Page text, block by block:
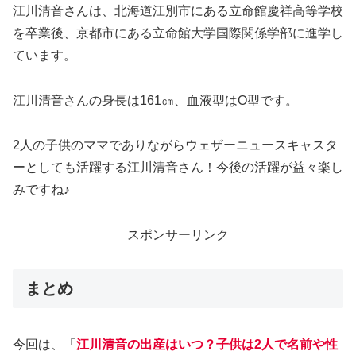
江川清音さんは、北海道江別市にある立命館慶祥高等学校
を卒業後、京都市にある立命館大学国際関係学部に進学し
ています。
江川清音さんの身長は161㎝、血液型はO型です。
2人の子供のママでありながらウェザーニュースキャスタ
ーとしても活躍する江川清音さん！今後の活躍が益々楽し
みですね♪
スポンサーリンク
まとめ
今回は、「 江川清音の出産はいつ？子供は2人で名前や性